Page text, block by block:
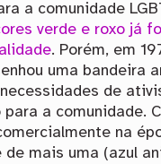
a comunidade
verde e roxo já
. Porém, em
uma bandeira
de
para a comunidade.
na
de mais uma (azul